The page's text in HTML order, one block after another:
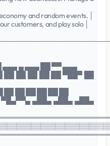
and random events. │
customers, and play solo │
▄ ▄▄▄ ██ ▀▀ ▄▄▄
██ ██ ██ ██ ██ ▀██▀ ██
██ ██ ██ ██ ██ ██
▄██▄ ▄██▄ ▄██▄